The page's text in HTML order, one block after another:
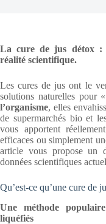
La cure de jus détox :
réalité scientifique.
Les cures de jus ont le
solutions naturelles pour
l’organisme, elles
de supermarchés bio et
vous apportent
efficaces ou simplement
article vous propose un
données scientifiques
Qu’est-ce qu’une cure de
Une méthode
liquéfiés